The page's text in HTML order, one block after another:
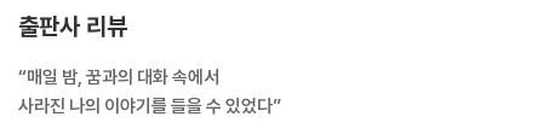
근본적인 태도와 콤플렉스의 문제였다. 그 사람과 거리를 두거나 그의 요
구를 거절하면 되는데, 나는 왜 나를 보호하지 못했던 걸까? 이 근본적인
질문에서 시작하여 나를 새롭게 분석하기 시작했다.
출판사 리뷰
“매일 밤, 꿈과의 대화 속에서
사라진 나의 이야기를 들을 수 있었다”